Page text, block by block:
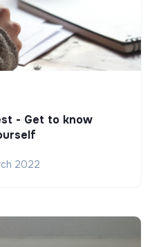
- Get to know
2022